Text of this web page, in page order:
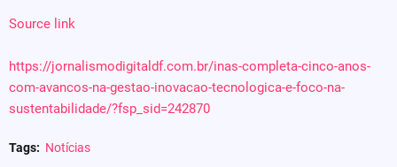
Source link
https://jornalismodigitaldf.com.br/inas-completa-cinco-anos-
com-avancos-na-gestao-inovacao-tecnologica-e-foco-na-
sustentabilidade/?fsp_sid=242870
Tags: Notícias